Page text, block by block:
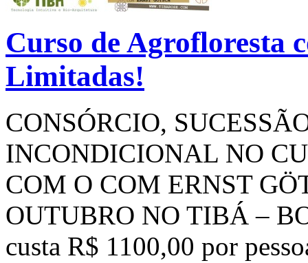
Curso de Agrofloresta
Limitadas!
CONSÓRCIO,
INCONDICIONAL NO
COM O COM ERNST
OUTUBRO NO TIBÁ –
custa R$ 1100,00 por